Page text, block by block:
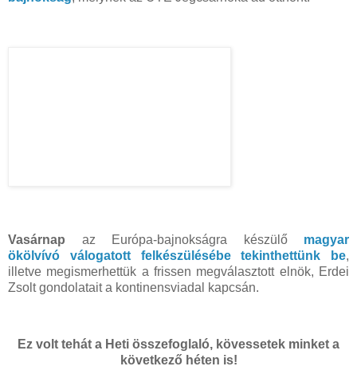
Vasárnap az Európa-bajnokságra készülő magyar
ökölvívó válogatott felkészülésébe tekinthettünk be,
illetve megismerhettük a frissen megválasztott elnök, Erdei
Zsolt gondolatait a kontinensviadal kapcsán.
Ez volt tehát a Heti összefoglaló, kövessetek minket a
következő héten is!